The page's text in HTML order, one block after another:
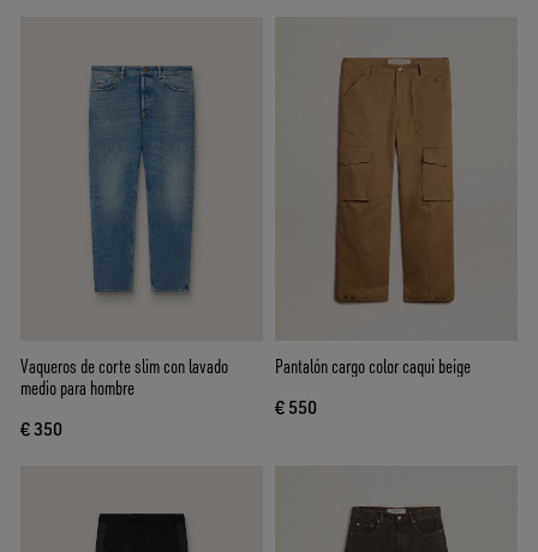
Vaqueros de corte slim con lavado
medio para hombre
€ 350
Pantalón cargo color caqui beige
€ 550